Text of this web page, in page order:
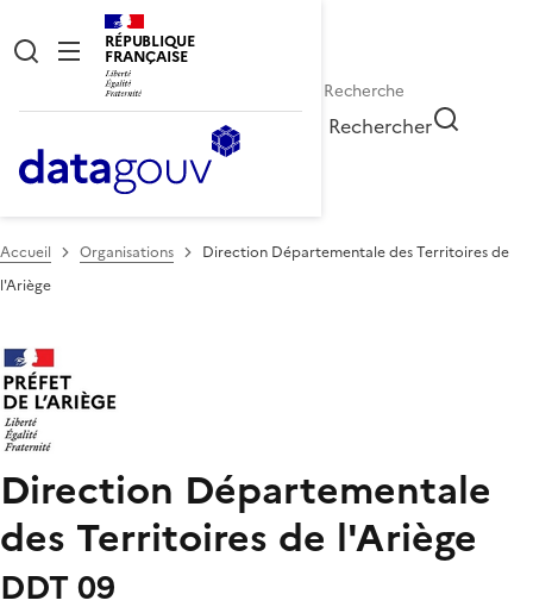
RÉPUBLIQUE
FRANÇAISE
Rechercher
Accueil Organisations
Direction Départementale des Territoires de
l'Ariège
Direction Départementale
des Territoires de l'Ariège
DDT 09